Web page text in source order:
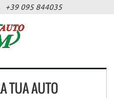
+39 095 844035
TUA AUTO